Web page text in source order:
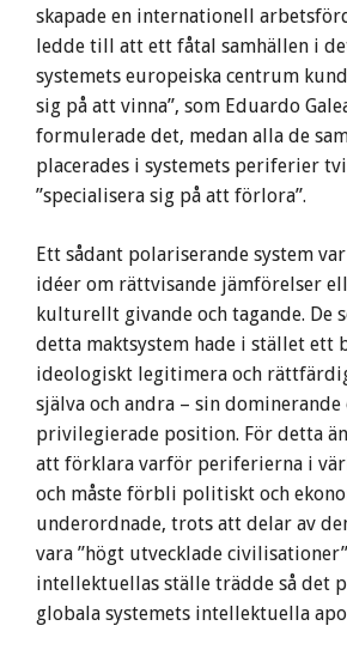
skapade en internationell
ledde till att ett fåtal samhällen i
systemets europeiska centrum
sig på att vinna”, som Eduardo
formulerade det, medan alla de
placerades i systemets periferier
”specialisera sig på att förlora”.
Ett sådant polariserande system
idéer om rättvisande jämförelser
kulturellt givande och tagande. De
detta maktsystem hade i stället ett
ideologiskt legitimera och
själva och andra – sin dominerande
privilegierade position. För detta
att förklara varför periferierna i
och måste förbli politiskt och
underordnade, trots att delar av
vara ”högt utvecklade
intellektuellas ställe trädde så det
globala systemets intellektuella